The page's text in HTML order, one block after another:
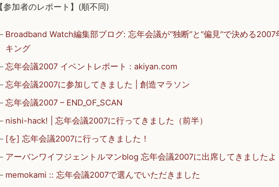
【参加者のレポート】(順不同)
Broadband Watch編集部ブログ: 忘年会議が“独断”と“偏見”で決める
キング
忘年会議2007 イベントレポート : akiyan.com
忘年会議2007に参加してきました | 創造マラソン
忘年会議2007 – END_OF_SCAN
nishi-hack! | 忘年会議2007に行ってきました（前半）
[を] 忘年会議2007に行ってきました！
アーバンワイフジェントルマンblog 忘年会議2007に出席してきましたよ
memokami :: 忘年会議2007で選んでいただきました